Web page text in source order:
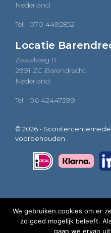
Nederland
Tel: 070 4492852
Locatie
Zwaalweg 11
2991 ZC Barendrecht
Nederland
Tel: 06 42447399
© 2026 -
voorbehouden
We gebruiken cookies om er
zo goed mogelijk beleeft.
gaan we ervan